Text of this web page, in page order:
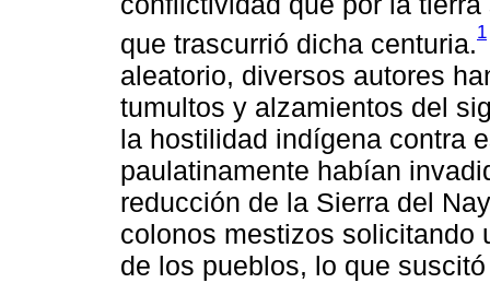
que trascurrió dicha centuria.1
aleatorio, diversos autores
tumultos y alzamientos del
la hostilidad indígena contra
paulatinamente habían
reducción de la Sierra del
colonos mestizos solicitando
de los pueblos, lo que